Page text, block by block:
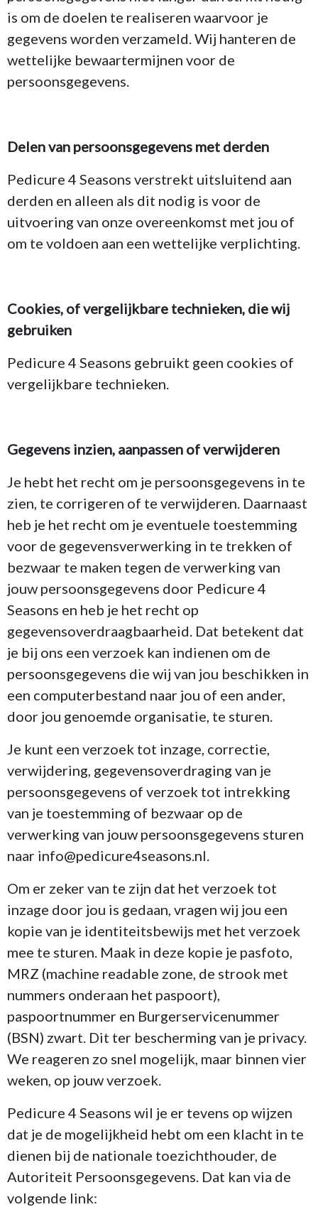
is om de doelen te realiseren waarvoor je
gegevens worden verzameld. Wij hanteren de
wettelijke bewaartermijnen voor de
persoonsgegevens.
Delen van persoonsgegevens met derden
Pedicure 4 Seasons verstrekt uitsluitend aan
derden en alleen als dit nodig is voor de
uitvoering van onze overeenkomst met jou of
om te voldoen aan een wettelijke verplichting.
Cookies, of vergelijkbare technieken, die wij
gebruiken
Pedicure 4 Seasons gebruikt geen cookies of
vergelijkbare technieken.
Gegevens inzien, aanpassen of verwijderen
Je hebt het recht om je persoonsgegevens in te
zien, te corrigeren of te verwijderen. Daarnaast
heb je het recht om je eventuele toestemming
voor de gegevensverwerking in te trekken of
bezwaar te maken tegen de verwerking van
jouw persoonsgegevens door Pedicure 4
Seasons en heb je het recht op
gegevensoverdraagbaarheid. Dat betekent dat
je bij ons een verzoek kan indienen om de
persoonsgegevens die wij van jou beschikken in
een computerbestand naar jou of een ander,
door jou genoemde organisatie, te sturen.
Je kunt een verzoek tot inzage, correctie,
verwijdering, gegevensoverdraging van je
persoonsgegevens of verzoek tot intrekking
van je toestemming of bezwaar op de
verwerking van jouw persoonsgegevens sturen
naar info@pedicure4seasons.nl.
Om er zeker van te zijn dat het verzoek tot
inzage door jou is gedaan, vragen wij jou een
kopie van je identiteitsbewijs met het verzoek
mee te sturen. Maak in deze kopie je pasfoto,
MRZ (machine readable zone, de strook met
nummers onderaan het paspoort),
paspoortnummer en Burgerservicenummer
(BSN) zwart. Dit ter bescherming van je privacy.
We reageren zo snel mogelijk, maar binnen vier
weken, op jouw verzoek.
Pedicure 4 Seasons wil je er tevens op wijzen
dat je de mogelijkheid hebt om een klacht in te
dienen bij de nationale toezichthouder, de
Autoriteit Persoonsgegevens. Dat kan via de
volgende link: